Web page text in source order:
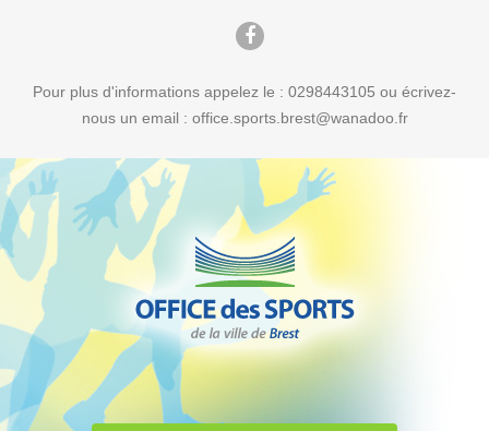
Pour plus d'informations appelez le : 0298443105 ou écrivez-
nous un email : office.sports.brest@wanadoo.fr